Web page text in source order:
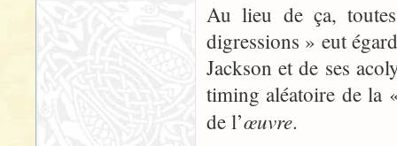
Au lieu de ça,
digressions » eut
Jackson et de ses
timing aléatoire de la
de l’œuvre.